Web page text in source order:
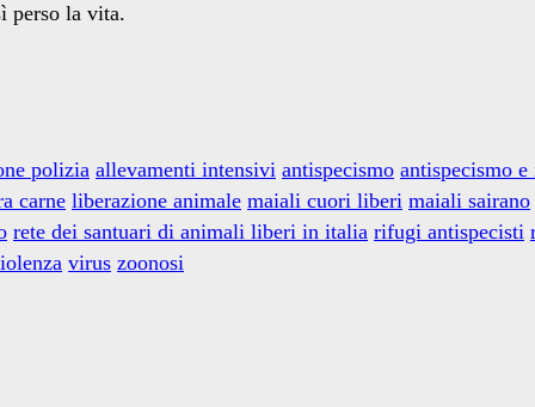
perso la vita.
polizia allevamenti intensivi antispecismo antispecismo
carne liberazione animale maiali cuori liberi maiali sairano
rete dei santuari di animali liberi in italia rifugi antispecisti
virus zoonosi